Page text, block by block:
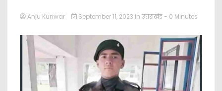
Anju Kunwar September 11, 2023 in उत्तराखंड - 0 Minutes